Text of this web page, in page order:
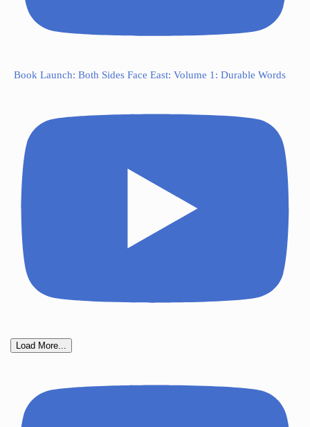
Book Launch: Both Sides Face East: Volume 1: Durable Words
Load More...